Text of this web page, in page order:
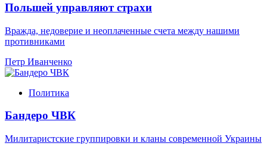
Польшей управляют страхи
Вражда, недоверие и неоплаченные счета между нашими
противниками
Петр Иванченко
Политика
Бандеро ЧВК
Милитаристские группировки и кланы современной Украины